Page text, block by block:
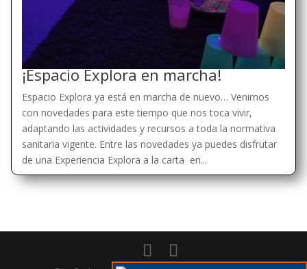
¡Espacio Explora en marcha!
Espacio Explora ya está en marcha de nuevo… Venimos
con novedades para este tiempo que nos toca vivir,
adaptando las actividades y recursos a toda la normativa
sanitaria vigente. Entre las novedades ya puedes disfrutar
de una Experiencia Explora a la carta en...